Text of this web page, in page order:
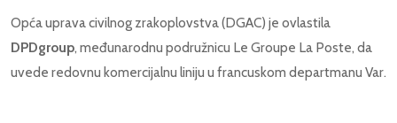
Opća uprava civilnog zrakoplovstva (DGAC) je ovlastila
DPDgroup, međunarodnu podružnicu Le Groupe La Poste, da
uvede redovnu komercijalnu liniju u francuskom departmanu Var.